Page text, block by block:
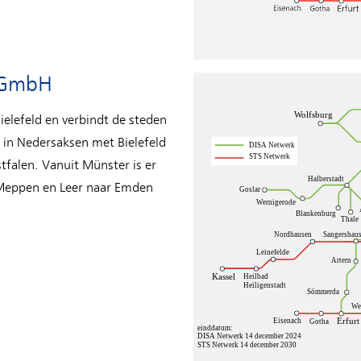
en verbindt de steden
Nedersaksen met Bielefeld
Vanuit Münster is er
en Leer naar Emden